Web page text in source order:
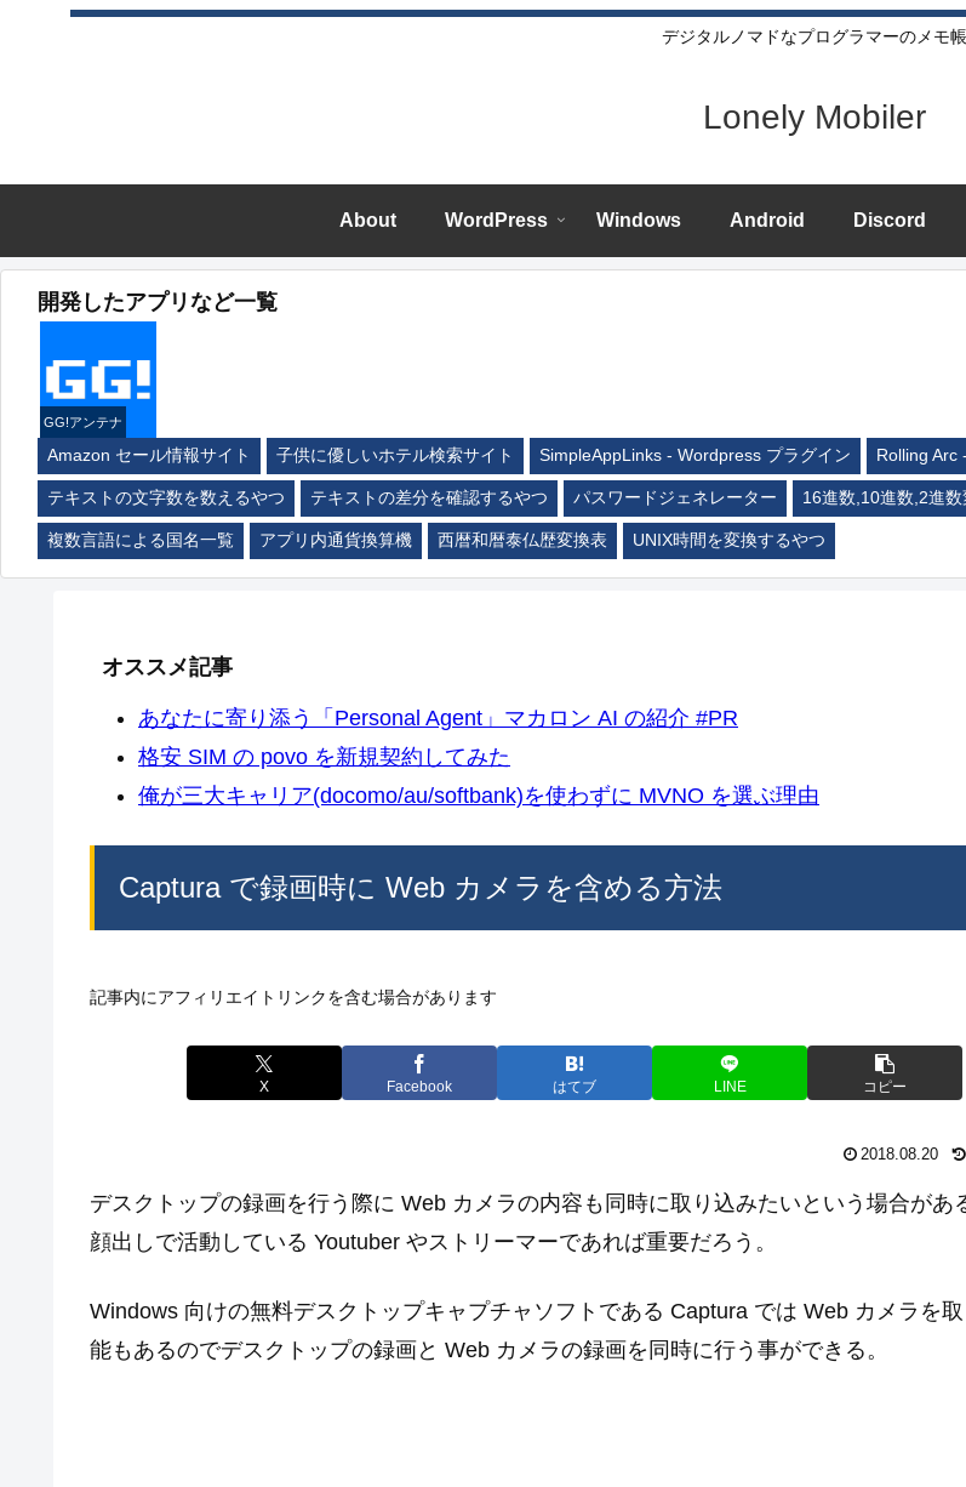
デジタルノマドなプログラマーのメモ帳
Lonely Mobiler
About WordPress Windows Android Discord
開発したアプリなど一覧
GG!アンテナ
Amazon セール情報サイト 子供に優しいホテル検索サイト SimpleAppLinks - Wordpress プラグイン Rolling Arc
テキストの文字数を数えるやつ テキストの差分を確認するやつ パスワードジェネレーター 16進数,10進数,2進
複数言語による国名一覧 アプリ内通貨換算機 西暦和暦泰仏歴変換表 UNIX時間を変換するやつ
オススメ記事
あなたに寄り添う「Personal Agent」マカロン AI の紹介 #PR
格安 SIM の povo を新規契約してみた
俺が三大キャリア(docomo/au/softbank)を使わずに MVNO を選ぶ理由
Captura で録画時に Web カメラを含める方法
記事内にアフィリエイトリンクを含む場合があります
X Facebook はてブ LINE コピー
2018.08.20
デスクトップの録画を行う際に Web カメラの内容も同時に取り込みたいという場合があ
顔出しで活動している Youtuber やストリーマーであれば重要だろう。
Windows 向けの無料デスクトップキャプチャソフトである Captura では Web カメラを
能もあるのでデスクトップの録画と Web カメラの録画を同時に行う事ができる。